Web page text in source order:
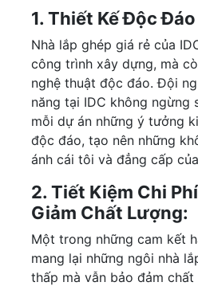
1. Thiết Kế Độc
Nhà lắp ghép giá rẻ của
công trình xây dựng, mà
nghệ thuật độc đáo. Đội
năng tại IDC không ngừng
mỗi dự án những ý tưởng
độc đáo, tạo nên những
ánh cái tôi và đẳng cấp
2. Tiết Kiệm Chi
Giảm Chất Lượng:
Một trong những cam kết
mang lại những ngôi nhà
thấp mà vẫn bảo đảm